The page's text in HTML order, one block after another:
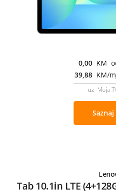
0,00 KM
39,88 KM/
uz Moja
Tab 10.1in LTE